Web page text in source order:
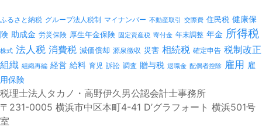
ふるさと納税 グループ法人税制 マイナンバー 不動産取引 交際費 住民税 健康保
険 助成金 労災保険 厚生年金保険 固定資産税 寄付金 年末調整 年金 所得税
株式 法人税 消費税 減価償却 源泉徴収 災害 相続税 確定申告 税制改正
組織 組織再編 経営 給料 育児 訴訟 調査 贈与税 退職金 配偶者控除 雇用 雇
用保険
税理士法人タカノ・高野伊久男公認会計士事務所
〒231-0005 横浜市中区本町4-41 D’グラフォート 横浜501号
室